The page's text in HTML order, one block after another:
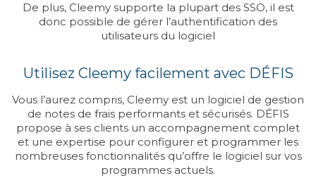
De plus, Cleemy supporte la plupart des SSO, il est
donc possible de gérer l’authentification des
utilisateurs du logiciel
Utilisez Cleemy facilement avec DÉFIS
Vous l’aurez compris, Cleemy est un logiciel de gestion
de notes de frais performants et sécurisés. DÉFIS
propose à ses clients un accompagnement complet
et une expertise pour configurer et programmer les
nombreuses fonctionnalités qu’offre le logiciel sur vos
programmes actuels.